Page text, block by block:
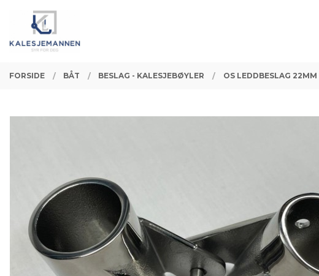
innholdet
PRODUKTER
FORSIDE BÅT BESLAG - KALESJEBØYLER OS LEDDBESLAG 22MM